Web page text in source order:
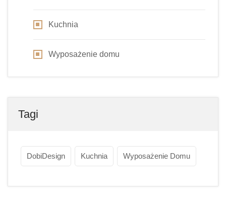
Kuchnia
Wyposażenie domu
Tagi
DobiDesign Kuchnia Wyposażenie Domu